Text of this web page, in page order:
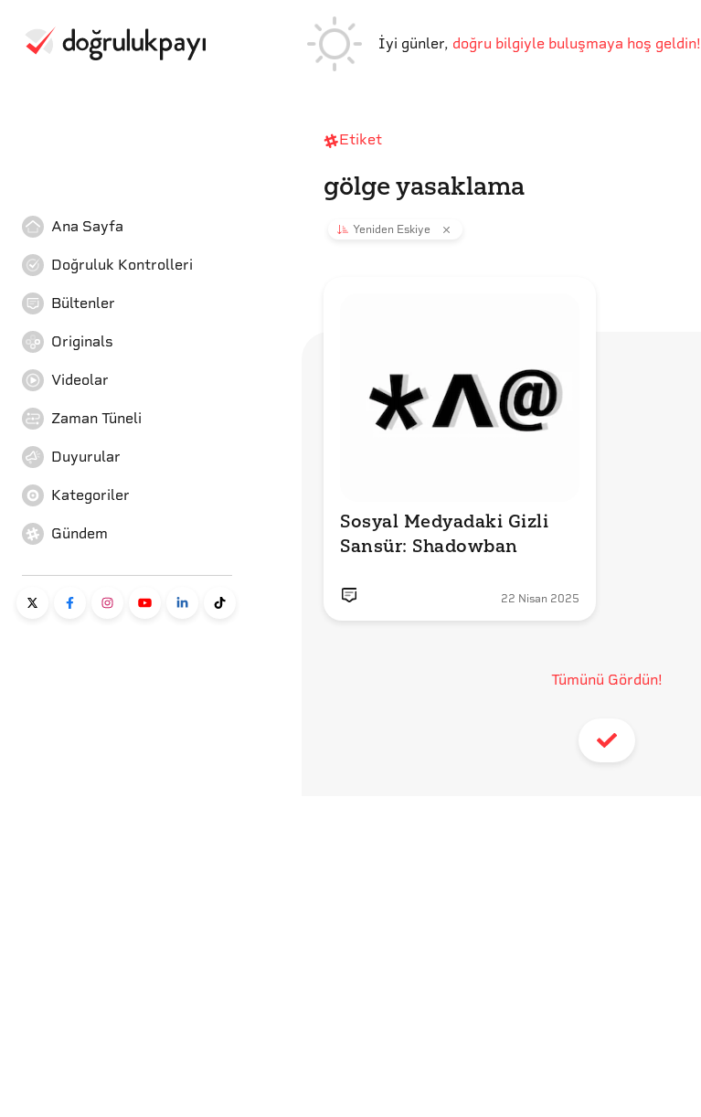
İyi günler, doğru bilgiyle buluşmaya hoş geldin!
Ana Sayfa
Doğruluk Kontrolleri
Bültenler
Originals
Videolar
Zaman Tüneli
Duyurular
Kategoriler
Gündem
Etiket
gölge yasaklama
Yeniden Eskiye
Sosyal Medyadaki Gizli
Sansür: Shadowban
22 Nisan 2025
Tümünü Gördün!